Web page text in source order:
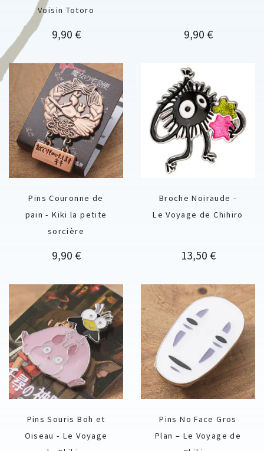
Voisin Totoro
Prix
9,90 € Prix
9,90 €
Pins Couronne de
pain - Kiki la petite
sorcière
Prix
9,90 €
Broche Noiraude -
Le Voyage de Chihiro
Prix
13,50 €
Pins Souris Boh et
Oiseau - Le Voyage
Pins No Face Gros
Plan – Le Voyage de